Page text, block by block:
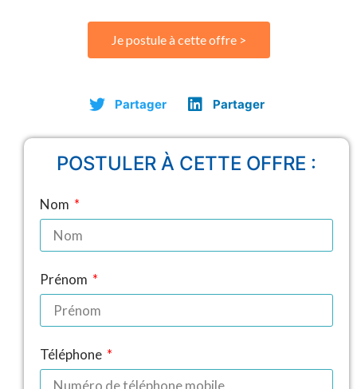
Je postule à cette offre >
Partager Partager
POSTULER À CETTE OFFRE :
Nom
Prénom
Téléphone